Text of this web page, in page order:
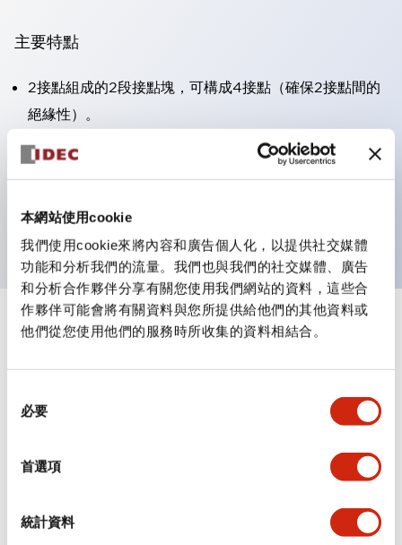
本網站使用cookie
我們使用cookie來將內容和廣告個人化，以提供社交媒體
功能和分析我們的流量。我們也與我們的社交媒體、廣告
和分析合作夥伴分享有關您使用我們網站的資料，這些合
作夥伴可能會將有關資料與您所提供給他們的其他資料或
他們從您使用他們的服務時所收集的資料相結合。
必要
首選項
統計資料
主要特點
2接點組成的2段接點塊，可構成4接點（確保2接點間的
絕緣性）。
面板深度39.9mm（※11段接點塊）、59.9mm（※22段
接點塊）。可實現省空間設計。
防護結構
規格
審美規範
環境規範
功能規格
機械規格